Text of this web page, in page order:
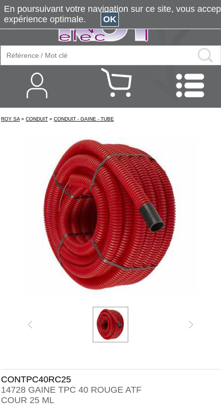
ROY SA » CONDUIT » CONDUIT - GAINE - TUBE
CONTPC40RC25
14728 GAINE TPC 40 ROUGE ATF
COUR 25 ML
En poursuivant votre navigation sur ce site, vous
expérience optimale.
OK